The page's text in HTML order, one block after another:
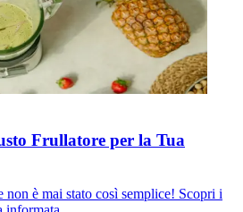
Frullatore per la Tua
non è mai stato così semplice! Scopri i